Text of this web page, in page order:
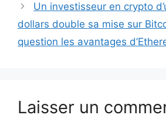
Un investisseur en crypto
dollars double sa mise sur
question les avantages
Laisser un